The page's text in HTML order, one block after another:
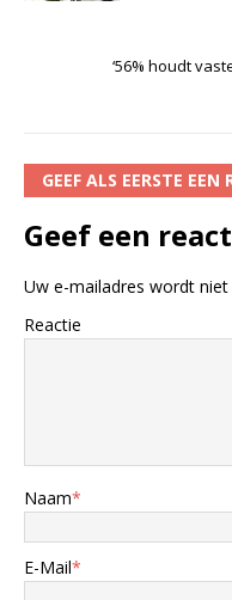
‘56% houdt
GEEF ALS EERSTE EEN
Geef een
Uw e-mailadres wordt niet
Reactie
Naam*
E-Mail*